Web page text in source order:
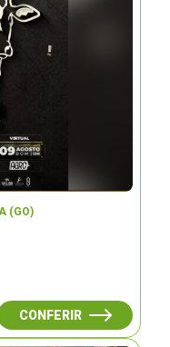
(GO)
CONFERIR